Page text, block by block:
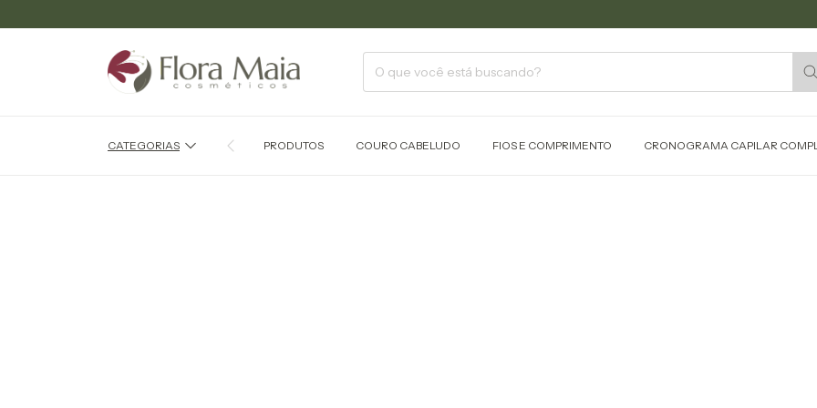
USE
CATEGORIAS PRODUTOS COURO CABELUDO FIOS E COMPRIMENTO CRONOGRAMA CAPILAR